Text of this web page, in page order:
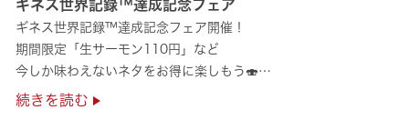
ギネス世界記録™達成記念フェア
ギネス世界記録™達成記念フェア開催！
期間限定「生サーモン110円」など
今しか味わえないネタをお得に楽しもう🍣
是非お越しください✨
続きを読む